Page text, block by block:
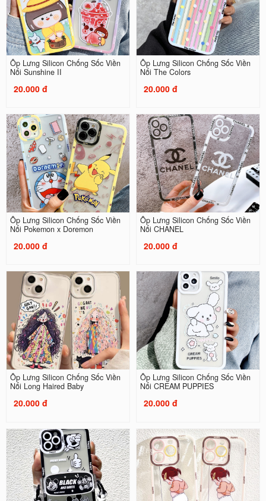
Ốp Lưng Silicon Chống Sốc Viền
Nổi Sunshine II
20.000 đ
Ốp Lưng Silicon Chống Sốc Viền
Nổi The Colors
20.000 đ
Ốp Lưng Silicon Chống Sốc Viền
Nổi Pokemon x Doremon
20.000 đ
Ốp Lưng Silicon Chống Sốc Viền
Nổi CHANEL
20.000 đ
Ốp Lưng Silicon Chống Sốc Viền
Nổi Long Haired Baby
20.000 đ
Ốp Lưng Silicon Chống Sốc Viền
Nổi CREAM PUPPIES
20.000 đ